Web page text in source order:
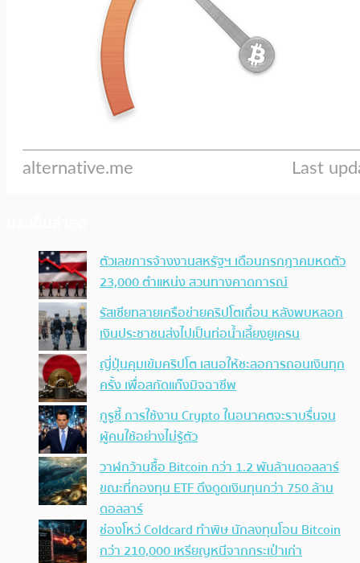
ตัวเลขการจ้างงานสหรัฐฯ เดือนกรกฎาคมหดตัว
23,000 ตำแหน่ง สวนทางคาดการณ์
รัสเซียทลายเครือข่ายคริปโตเถื่อน หลังพบหลอก
เงินประชาชนส่งไปเป็นท่อน้ำเลี้ยงยูเครน
ญี่ปุ่นคุมเข้มคริปโต เสนอให้ชะลอการถอนเงินทุก
ครั้ง เพื่อสกัดแก๊งมิจฉาชีพ
กูรูชี้ การใช้งาน Crypto ในอนาคตจะราบรื่นจน
ผู้คนใช้อย่างไม่รู้ตัว
วาฬกว้านซื้อ Bitcoin กว่า 1.2 พันล้านดอลลาร์
ขณะที่กองทุน ETF ดึงดูดเงินทุนกว่า 750 ล้าน
ดอลลาร์
ช่องโหว่ Coldcard ทำพิษ นักลงทุนโอน Bitcoin
กว่า 210,000 เหรียญหนีจากกระเป๋าเก่า